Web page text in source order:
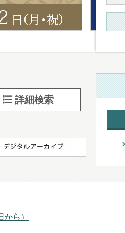
詳細検索
ら）